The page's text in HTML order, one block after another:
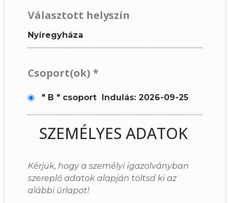
Választott helyszín
Nyíregyháza
Csoport(ok) *
" B " csoport Indulás: 2026-09-25
SZEMÉLYES ADATOK
Kérjük, hogy a személyi igazolványban
szereplő adatok alapján töltsd ki az
alábbi űrlapot!